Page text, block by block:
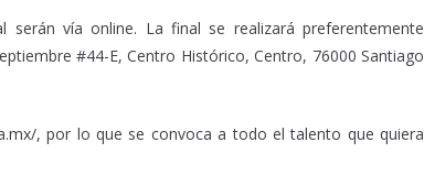
vía online. La final se realizará preferentemente
#44-E, Centro Histórico, Centro, 76000 Santiago
, por lo que se convoca a todo el talento que quiera